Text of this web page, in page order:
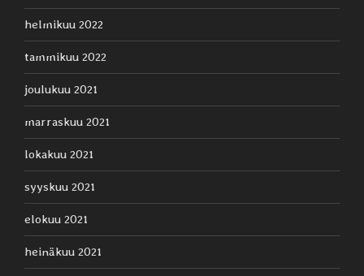
helmikuu 2022
tammikuu 2022
joulukuu 2021
marraskuu 2021
lokakuu 2021
syyskuu 2021
elokuu 2021
heinäkuu 2021